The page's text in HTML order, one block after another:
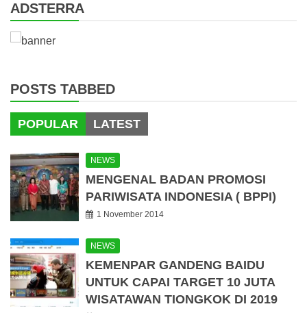
ADSTERRA
POSTS TABBED
POPULAR LATEST
NEWS
MENGENAL BADAN PROMOSI
PARIWISATA INDONESIA ( BPPI)
1 November 2014
NEWS
KEMENPAR GANDENG BAIDU
UNTUK CAPAI TARGET 10 JUTA
WISATAWAN TIONGKOK DI 2019